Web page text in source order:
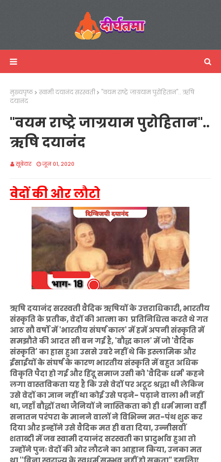
मुख्यपृष्ठ स्वामी दयानंद सरस्वती
"वयम राष्ट्रे जाग्रयाम पुरोहितान".. ऋषि
दयानंद
"वयम राष्ट्रे जाग्रयाम पुरोहितान"..
ऋषि दयानंद
सूबेदार जून 01, 2020
वेदों की ओर लौटो
ऋषि दयानंद सरस्वती वैदिक ऋषियों के उत्तराधिकारी, भारतीय
संस्कृति के प्रतीक, वेदों की आत्मा का प्रतिनिधित्व करते थे गत
आठ सौ वर्षों में 'भारतीय संघर्ष काल' में हमें अपनी संस्कृति में
समझौते की आदत सी बन गई है, 'बौद्ध काल' में जो 'वैदिक
संस्कृति' का ह्रास हुआ उससे उबरे नहीं थे कि इस्लामिक और
ईसाईयों के संघर्ष के कारण भारतीय संस्कृति में बहुत अधिक
विकृति पैदा हो गई और हिंदू समाज उसी को 'वैदिक धर्म' कहने
लगा वास्तविकता यह है कि उसे वेदों पर अटूट श्रद्धा थी लेकिन
उसे वेदों का ज्ञान नहीं था कोई उसे पढ़ने- पढ़ाने वाला भी नहीं
था, जहाँ बौद्धों तथा जैनियों ने नास्तिकता को ही धर्म माना वहीँ
सनातन परंपरा के मानने वालों ने विभिन्न मत-पंथ शुरू कर
दिया और इन्होंने उसे वैदिक मत ही बता दिया, उन्नीसवीं
शताब्दी में जब स्वामी दयानंद सरस्वती का प्रादुर्भाव हुआ तो
उन्होंने पुनः वेदों की ओर लौटने का आह्वान किया, उनका मत